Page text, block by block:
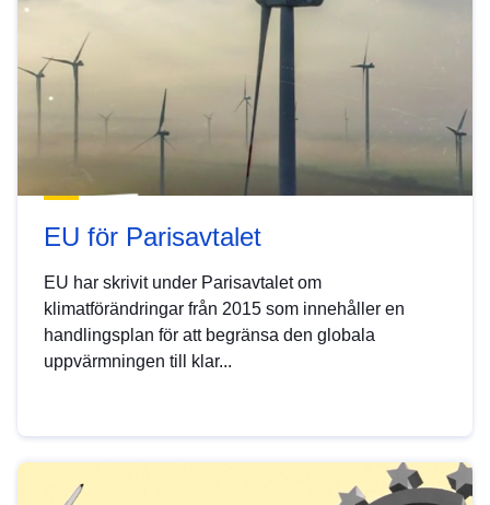
EU för Parisavtalet
EU har skrivit under Parisavtalet om
klimatförändringar från 2015 som innehåller en
handlingsplan för att begränsa den globala
uppvärmningen till klar...